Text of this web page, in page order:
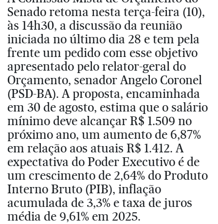
Senado retoma nesta terça-feira (10),
às 14h30, a discussão da reunião
iniciada no último dia 28 e tem pela
frente um pedido com esse objetivo
apresentado pelo relator-geral do
Orçamento, senador Angelo Coronel
(PSD-BA). A proposta, encaminhada
em 30 de agosto, estima que o salário
mínimo deve alcançar R$ 1.509 no
próximo ano, um aumento de 6,87%
em relação aos atuais R$ 1.412. A
expectativa do Poder Executivo é de
um crescimento de 2,64% do Produto
Interno Bruto (PIB), inflação
acumulada de 3,3% e taxa de juros
média de 9,61% em 2025.